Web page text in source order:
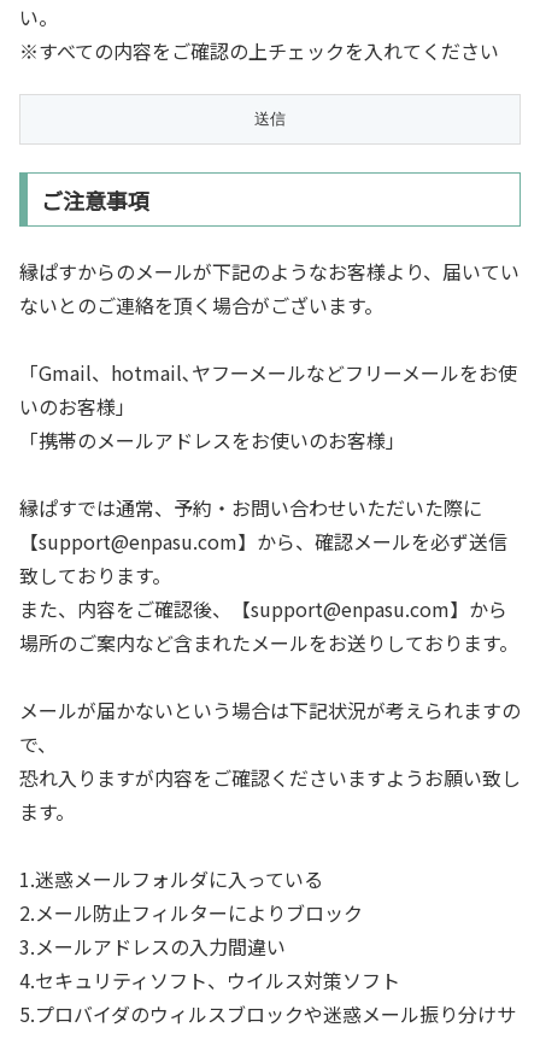
い。
※すべての内容をご確認の上チェックを入れてください
ご注意事項
縁ぱすからのメールが下記のようなお客様より、届いてい
ないとのご連絡を頂く場合がございます。
「Gmail、hotmail､ヤフーメールなどフリーメールをお使
いのお客様」
「携帯のメールアドレスをお使いのお客様」
縁ぱすでは通常、予約・お問い合わせいただいた際に
【support@enpasu.com】から、確認メールを必ず送信
致しております。
また、内容をご確認後、【support@enpasu.com】から
場所のご案内など含まれたメールをお送りしております。
メールが届かないという場合は下記状況が考えられますの
で、
恐れ入りますが内容をご確認くださいますようお願い致し
ます。
1.迷惑メールフォルダに入っている
2.メール防止フィルターによりブロック
3.メールアドレスの入力間違い
4.セキュリティソフト、ウイルス対策ソフト
5.プロバイダのウィルスブロックや迷惑メール振り分けサ